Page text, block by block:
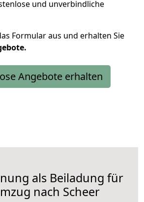
und unverbindliche
Formular aus und erhalten Sie
Angebote erhalten
als Beiladung für
nach Scheer